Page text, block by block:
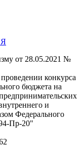
от 28.05.2021 №
конкурса
бюджета на
и
Федерального
Пр-20"